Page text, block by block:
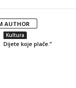
AUTHOR
Kultura
Dijete koje plače.”